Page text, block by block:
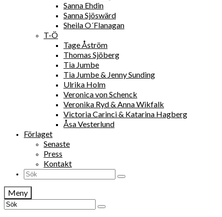
Sanna Ehdin
Sanna Sjöswärd
Sheila O´Flanagan
T-Ö
Tage Åström
Thomas Sjöberg
Tia Jumbe
Tia Jumbe & Jenny Sunding
Ulrika Holm
Veronica von Schenck
Veronika Ryd & Anna Wikfalk
Victoria Carinci & Katarina Hagberg
Åsa Vesterlund
Förlaget
Senaste
Press
Kontakt
Search
Meny
Search